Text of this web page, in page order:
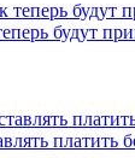
будут
платить